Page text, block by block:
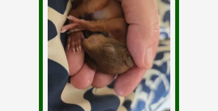
Tierpatenschaft